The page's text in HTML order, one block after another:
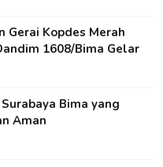
Gerai Kopdes Merah
1608/Bima Gelar
Bima yang
Aman